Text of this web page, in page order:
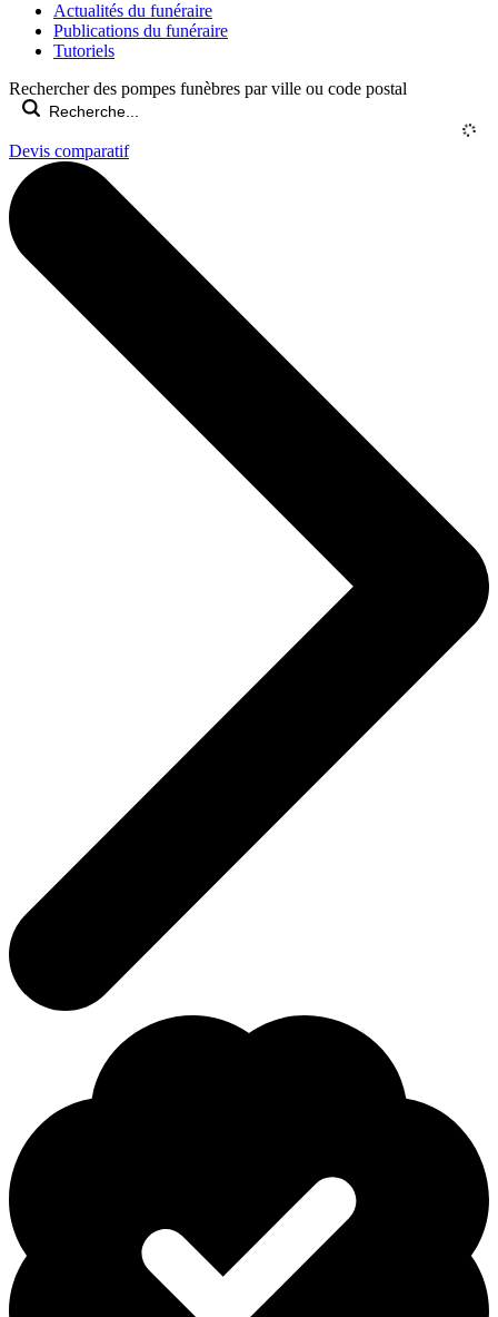
Actualités du funéraire
Publications du funéraire
Tutoriels
Rechercher des pompes funèbres par ville ou code postal
Devis comparatif